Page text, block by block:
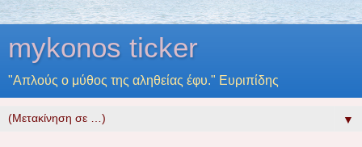
mykonos ticker
"Απλούς ο μύθος της αληθείας έφυ." Ευριπίδης
▼